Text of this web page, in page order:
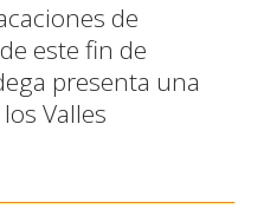
de
este fin de
presenta una
Valles